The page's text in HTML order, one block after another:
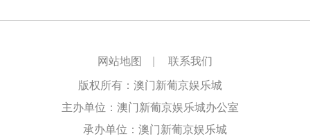
网站地图 联系我们
版权所有：澳门新葡京娱乐城
主办单位：澳门新葡京娱乐城办公室
承办单位：澳门新葡京娱乐城